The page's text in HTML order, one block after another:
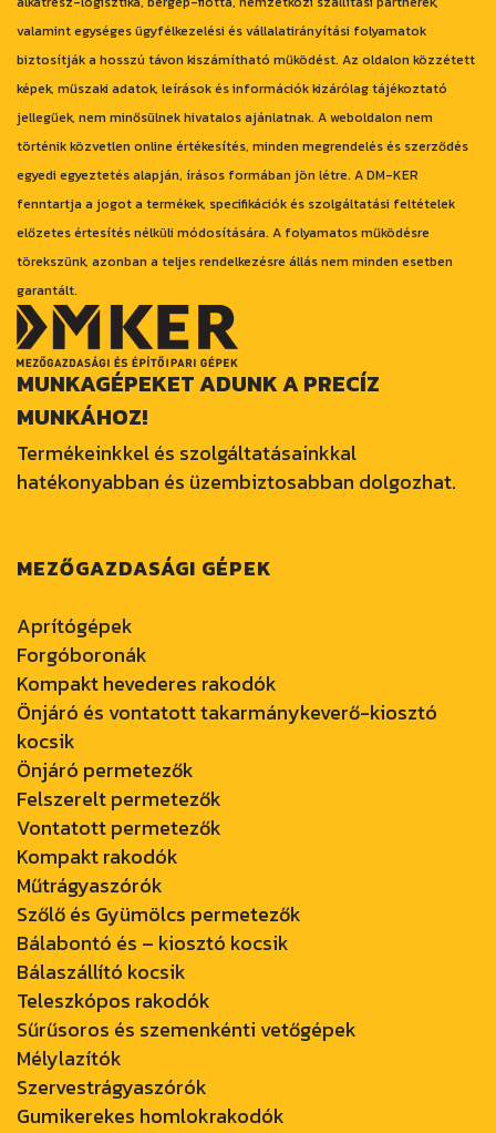
valamint egységes ügyfélkezelési és vállalatirányítási folyamatok
biztosítják a hosszú távon kiszámítható működést. Az oldalon közzétett
képek, műszaki adatok, leírások és információk kizárólag tájékoztató
jellegűek, nem minősülnek hivatalos ajánlatnak. A weboldalon nem
történik közvetlen online értékesítés, minden megrendelés és szerződés
egyedi egyeztetés alapján, írásos formában jön létre. A DM-KER
fenntartja a jogot a termékek, specifikációk és szolgáltatási feltételek
előzetes értesítés nélküli módosítására. A folyamatos működésre
törekszünk, azonban a teljes rendelkezésre állás nem minden esetben
garantált.
MUNKAGÉPEKET ADUNK A PRECÍZ
MUNKÁHOZ!
Termékeinkkel és szolgáltatásainkkal
hatékonyabban és üzembiztosabban dolgozhat.
MEZŐGAZDASÁGI GÉPEK
Aprítógépek
Forgóboronák
Kompakt hevederes rakodók
Önjáró és vontatott takarmánykeverő-kiosztó
kocsik
Önjáró permetezők
Felszerelt permetezők
Vontatott permetezők
Kompakt rakodók
Műtrágyaszórók
Szőlő és Gyümölcs permetezők
Bálabontó és – kiosztó kocsik
Bálaszállító kocsik
Teleszkópos rakodók
Sűrűsoros és szemenkénti vetőgépek
Mélylazítók
Szervestrágyaszórók
Gumikerekes homlokrakodók